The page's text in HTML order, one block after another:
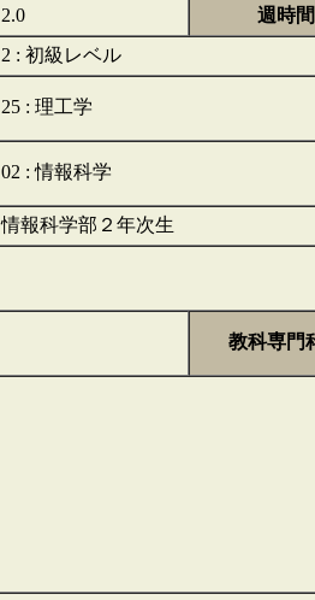
2.0 週時間
2 : 初級レベル
25 : 理工学
02 : 情報科学
情報科学部２年次生
教科専門